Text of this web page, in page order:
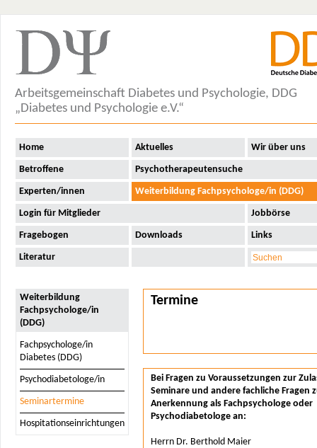
Arbeitsgemeinschaft Diabetes und Psychologie, DDG
„Diabetes und Psychologie e.V.“
Home Aktuelles Wir über uns
Betroffene Psychotherapeutensuche
Experten/innen Weiterbildung Fachpsychologe/in (DDG)
Login für Mitglieder Jobbörse
Fragebogen Downloads Links
Literatur
Weiterbildung
Fachpsychologe/in
(DDG)
Fachpsychologe/in
Diabetes (DDG)
Psychodiabetologe/in
Seminartermine
Hospitationseinrichtungen
Termine
Bei Fragen zu Voraussetzungen zur
Seminare und andere fachliche Fragen
Anerkennung als Fachpsychologe oder
Psychodiabetologe an:
Herrn Dr. Berthold Maier